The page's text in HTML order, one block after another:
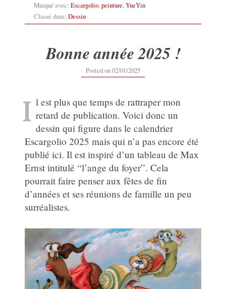
Marqué avec: Escargolio,peinture,YueYin
Classé dans: Dessin
Bonne année 2025 !
Posted on02/01/202502/01/2025
I l est plus que temps de rattraper mon
retard de publication. Voici donc un
dessin qui figure dans le calendrier
Escargolio 2025 mais qui n’a pas encore été
publié ici. Il est inspiré d’un tableau de Max
Ernst intitulé “l’ange du foyer”. Cela
pourrait faire penser aux fêtes de fin
d’années et ses réunions de famille un peu
surréalistes.